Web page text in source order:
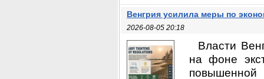
Венгрия усилила меры по
2026-08-05 20:18
Власти
на фоне